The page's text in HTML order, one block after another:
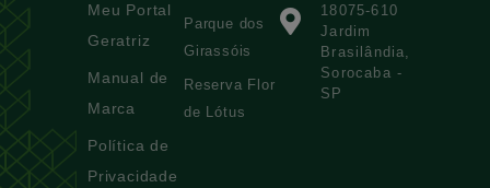
Meu Portal
Geratriz
Manual de
Marca
Política de
Privacidade
Parque dos
Girassóis
Reserva Flor
de Lótus
18075-610
Jardim
Brasilândia,
Sorocaba -
SP